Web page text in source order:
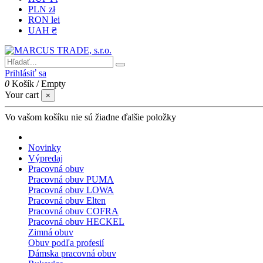
PLN zł
RON lei
UAH ₴
Prihlásiť sa
0 Košík /Empty
Your cart
×
Vo vašom košíku nie sú žiadne ďalšie položky
Novinky
Výpredaj
Pracovná obuv
Pracovná obuv PUMA
Pracovná obuv LOWA
Pracovná obuv Elten
Pracovná obuv COFRA
Pracovná obuv HECKEL
Zimná obuv
Obuv podľa profesií
Dámska pracovná obuv